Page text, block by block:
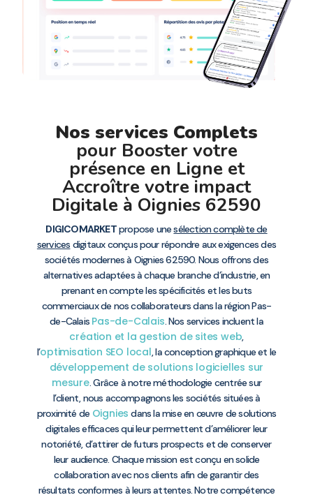
Nos services Complets
pour Booster votre
présence en Ligne et
Accroître votre impact
Digitale à Oignies 62590
DIGICOMARKETpropose unesélection complète de
services digitaux conçus pour répondre aux exigences des
sociétés modernes à Oignies 62590. Nous offrons des
alternatives adaptées à chaque branche d’industrie, en
prenant en compte les spécificités et les buts
commerciaux de nos collaborateurs dans la région Pas-
de-Calais Pas-de-Calais. Nos services incluent la
création et la gestion de sites web,
l’optimisation SEO local, la conception graphique et le
développement de solutions logicielles sur
mesure. Grâce à notre méthodologie centrée sur
l’client, nous accompagnons les sociétés situées à
proximité de Oignies dans la mise en œuvre de solutions
digitales efficaces qui leur permettent d’améliorer leur
notoriété, d’attirer de futurs prospects et de conserver
leur audience. Chaque mission est conçu en solide
collaboration avec nos clients afin de garantir des
résultats conformes à leurs attentes. Notre compétence